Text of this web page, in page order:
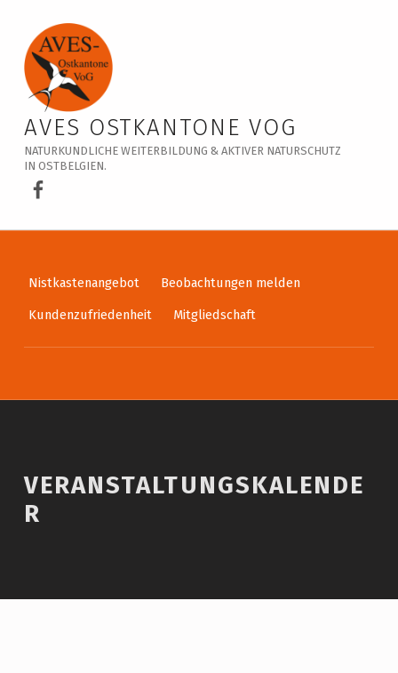
Veranstaltungskalender – AVES Ostkantone VoG
AVES OSTKANTONE VOG
NATURKUNDLICHE WEITERBILDUNG & AKTIVER NATURSCHUTZ
IN OSTBELGIEN.
AVES Ostkantone bei Facebook
Nistkastenangebot
Beobachtungen melden
Kundenzufriedenheit
Mitgliedschaft
VERANSTALTUNGSKALENDE
R